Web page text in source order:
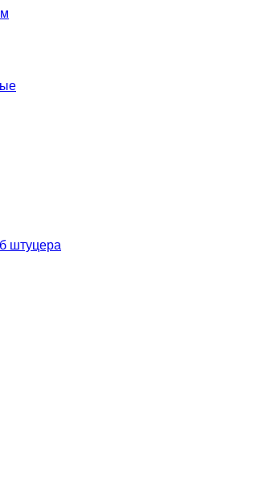
штуцера